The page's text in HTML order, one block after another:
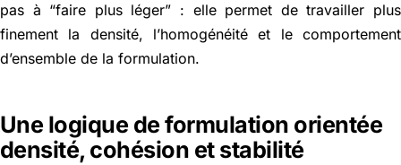
pas à “faire plus léger” : elle permet de travailler plus
finement la densité, l’homogénéité et le comportement
d’ensemble de la formulation.
Une logique de formulation orientée
densité, cohésion et stabilité